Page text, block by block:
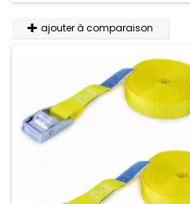
ajouter à comparaison